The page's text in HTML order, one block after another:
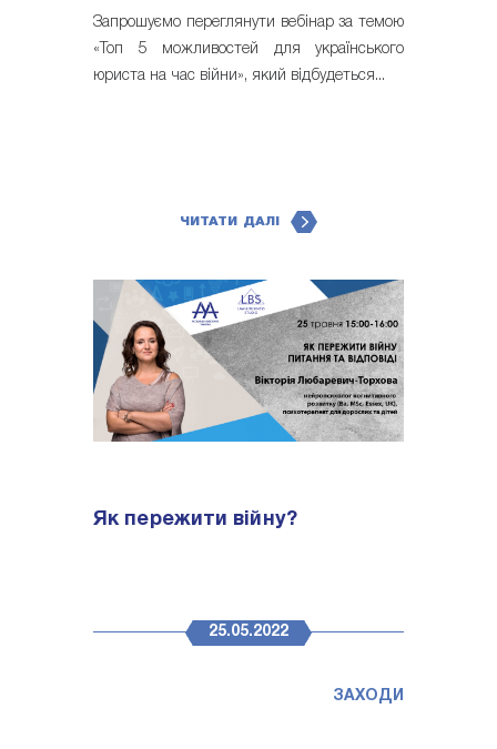
Запрошуємо переглянути вебінар за темою
«Топ 5 можливостей для українського
юриста на час вiйни», який відбудеться...
ЧИТАТИ ДАЛІ
Як пережити війну?
25.05.2022
ЗАХОДИ